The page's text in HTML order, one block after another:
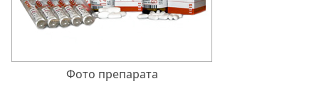
Фото препарата